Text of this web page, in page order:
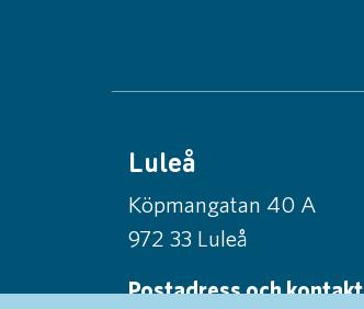
Luleå
Köpmangatan 40 A
972 33 Luleå
Postadress och kontakt